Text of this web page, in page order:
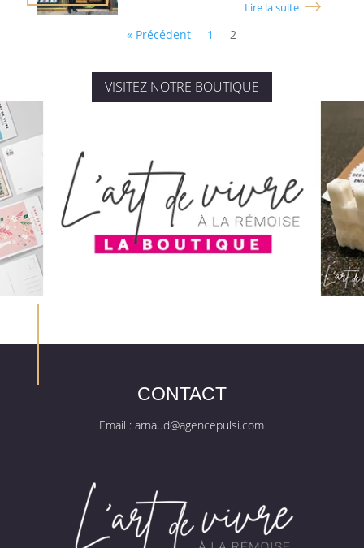
Lire la suite
« Précédent 1 2
VISITEZ NOTRE BOUTIQUE
CONTACT
Email :arnaud@agencepulsi.com